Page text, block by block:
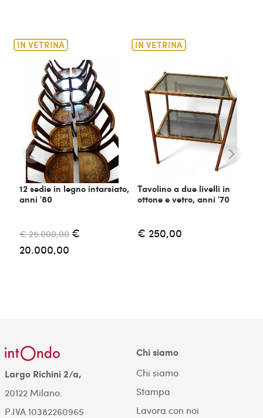
IN VETRINA
12 sedie in legno intarsiato,
anni '80
€ 25.000,00 €
20.000,00
IN VETRINA
Tavolino a due livelli in
ottone e vetro, anni '70
€ 250,00
Largo Richini 2/a,
20122 Milano.
P.IVA 10382260965
Chi siamo
Chi siamo
Stampa
Lavora con noi